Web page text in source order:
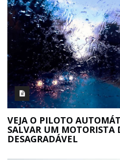
VEJA O PILOTO
SALVAR UM MOTORISTA
DESAGRADÁVEL